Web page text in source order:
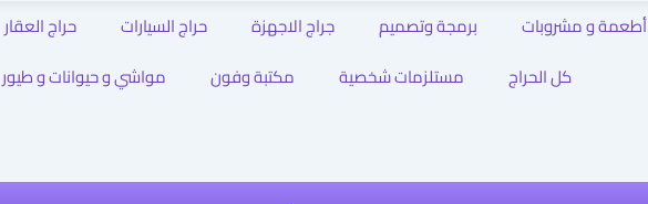
أطعمة و مشروبات برمجة وتصميم جراج الاجهزة حراج السيارات حراج العقار
كل الحراج
مستلزمات شخصية مكتبة وفون مواشي و حيوانات و طيور